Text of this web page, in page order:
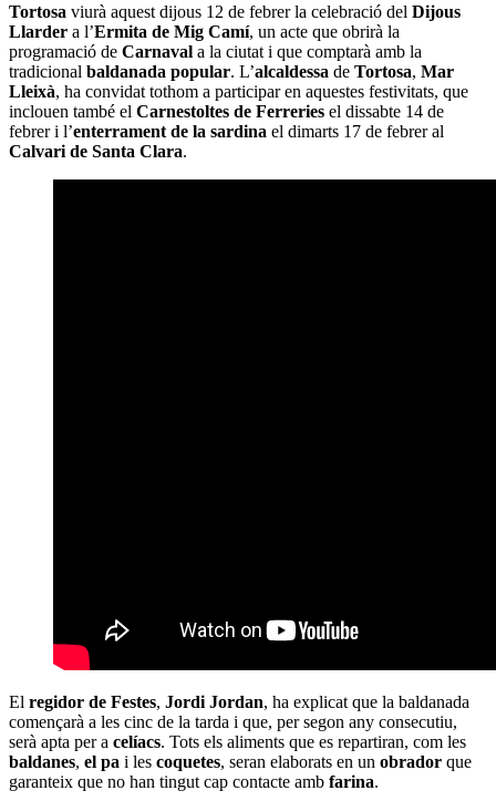
Tortosa viurà aquest dijous 12 de febrer la celebració del Dijous
Llarder a l’Ermita de Mig Camí, un acte que obrirà la
programació de Carnaval a la ciutat i que comptarà amb la
tradicional baldanada popular. L’alcaldessa de Tortosa, Mar
Lleixà, ha convidat tothom a participar en aquestes festivitats, que
inclouen també el Carnestoltes de Ferreries el dissabte 14 de
febrer i l’enterrament de la sardina el dimarts 17 de febrer al
Calvari de Santa Clara.
El regidor de Festes, Jordi Jordan, ha explicat que la baldanada
començarà a les cinc de la tarda i que, per segon any consecutiu,
serà apta per a celíacs. Tots els aliments que es repartiran, com les
baldanes, el pa i les coquetes, seran elaborats en un obrador que
garanteix que no han tingut cap contacte amb farina.